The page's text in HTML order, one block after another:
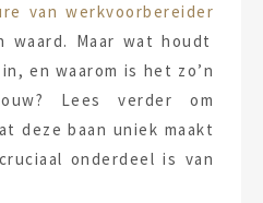
van werkvoorbereider
waard. Maar wat houdt
en waarom is het zo’n
Lees verder om
deze baan uniek maakt
onderdeel is van